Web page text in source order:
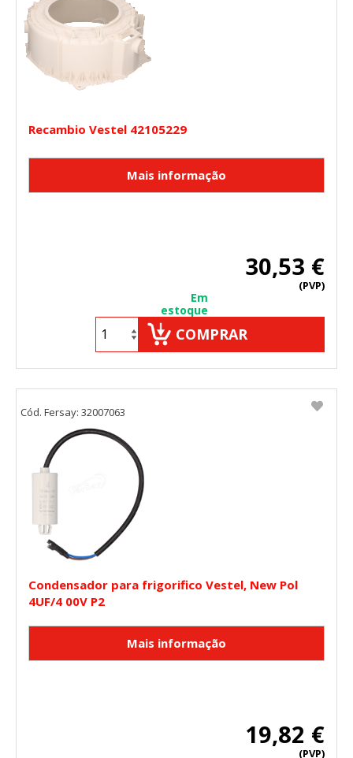
Recambio Vestel 42105229
30,53 €
(PVP)
Em
estoque
COMPRAR
Condensador para frigorifico Vestel, New Pol
4UF/4 00V P2
19,82 €
(PVP)
Cód. Fersay: 32007063